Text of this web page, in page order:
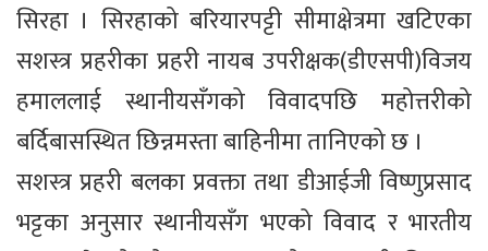
सिरहा । सिरहाको बरियारपट्टी सीमाक्षेत्रमा खटिएका
सशस्त्र प्रहरीका प्रहरी नायब उपरीक्षक(डीएसपी)विजय
हमाललाई स्थानीयसँगको विवादपछि महोत्तरीको
बर्दिबासस्थित छिन्नमस्ता बाहिनीमा तानिएको छ ।
सशस्त्र प्रहरी बलका प्रवक्ता तथा डीआईजी विष्णुप्रसाद
भट्टका अनुसार स्थानीयसँग भएको विवाद र भारतीय